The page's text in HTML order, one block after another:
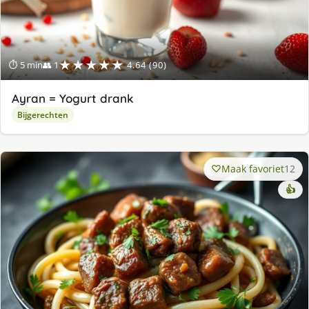
⏱ 5 min👥 1★★★★★ 4.64 (90)
Ayran = Yogurt drank
Bijgerechten
Maak favoriet12
👍